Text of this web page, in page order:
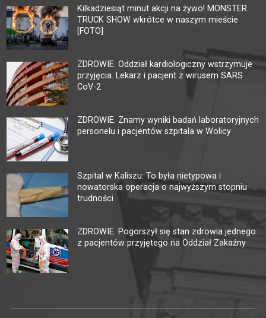
Kilkadziesiąt minut akcji na żywo! MONSTER
TRUCK SHOW wkrótce w naszym mieście
[FOTO]
ZDROWIE. Oddział kardiologiczny wstrzymuje
przyjęcia. Lekarz i pacjent z wirusem SARS
CoV-2
ZDROWIE. Znamy wyniki badań laboratoryjnych
personelu i pacjentów szpitala w Wolicy
Szpital w Kaliszu: To była nietypowa i
nowatorska operacja o najwyższym stopniu
trudności
ZDROWIE. Pogorszył się stan zdrowia jednego
z pacjentów przyjętego na Oddział Zakaźny